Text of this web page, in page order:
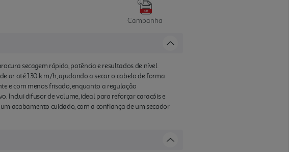
Campanha
secagem rápida, potência e resultados de nível
ar até 130 k m/h, ajudando a secar o cabelo de forma
e com menos frisado, enquanto a regulação
Inclui difusor de volume, ideal para reforçar caracóis e
acabamento cuidado, com a confiança de um secador